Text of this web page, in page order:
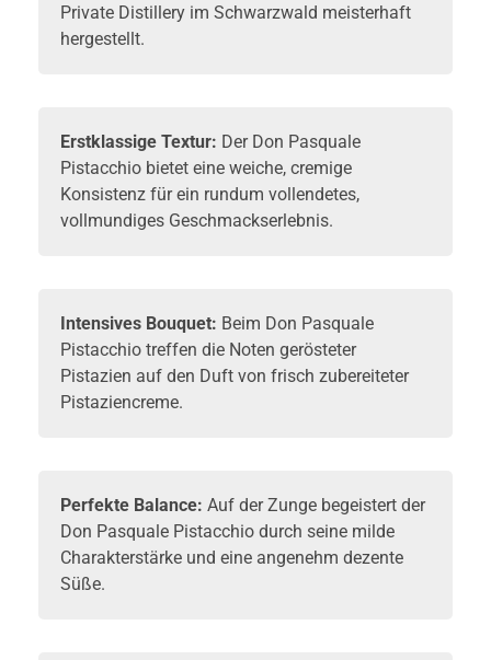
Private Distillery im Schwarzwald meisterhaft
hergestellt.
Erstklassige Textur: Der Don Pasquale
Pistacchio bietet eine weiche, cremige
Konsistenz für ein rundum vollendetes,
vollmundiges Geschmackserlebnis.
Intensives Bouquet: Beim Don Pasquale
Pistacchio treffen die Noten gerösteter
Pistazien auf den Duft von frisch zubereiteter
Pistaziencreme.
Perfekte Balance: Auf der Zunge begeistert der
Don Pasquale Pistacchio durch seine milde
Charakterstärke und eine angenehm dezente
Süße.